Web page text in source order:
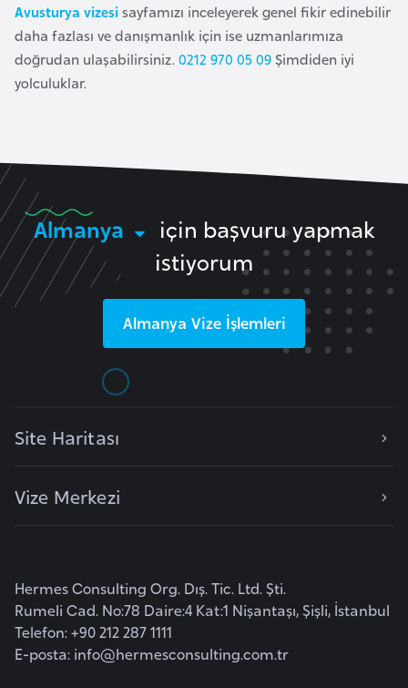
Avusturya vizesisayfamızı inceleyerek genel fikir edinebilir
daha fazlası ve danışmanlık için ise uzmanlarımıza
doğrudan ulaşabilirsiniz. 0212 970 05 09Şimdiden iyi
yolculuklar.
Almanya
için başvuru yapmak
istiyorum
Almanya Vize İşlemleri
Site Haritası
Vize Merkezi
Hermes Consulting Org. Dış. Tic. Ltd. Şti.
Rumeli Cad. No:78 Daire:4 Kat:1 Nişantaşı, Şişli, İstanbul
Telefon: +90 212 287 1111
E-posta: info@hermesconsulting.com.tr
t
a
n
k
i
n
a
a
C
u
m
h